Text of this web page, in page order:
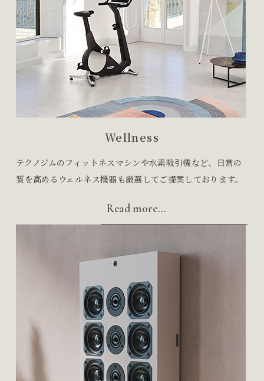
Wellness
テクノジムのフィットネスマシンや水素吸引機など、日常の
質を高めるウェルネス機器も厳選してご提案しております。
Read more...